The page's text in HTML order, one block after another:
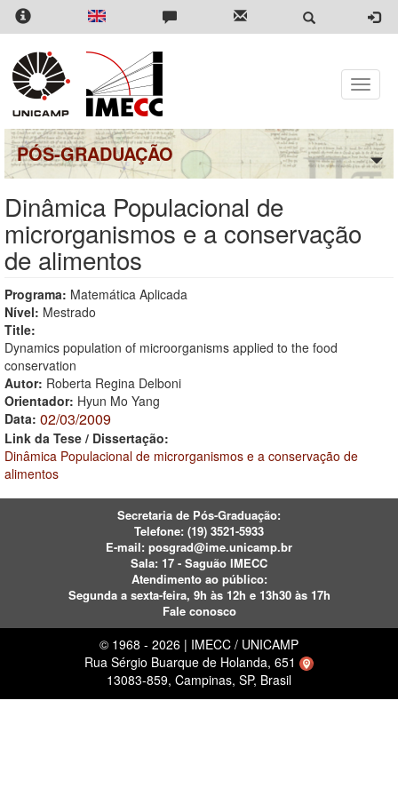
Pular
para
conteúdo
principal
Toggle
PÓS-GRADUAÇÃO
Dinâmica Populacional de
microrganismos e a conservação
de alimentos
Programa: Matemática Aplicada
Nível: Mestrado
Title:
Dynamics population of microorganisms applied to the food
conservation
Autor: Roberta Regina Delboni
Orientador: Hyun Mo Yang
Data: 02/03/2009
Link da Tese / Dissertação:
Dinâmica Populacional de microrganismos e a conservação de
alimentos
Secretaria de Pós-Graduação:
Telefone: (19) 3521-5933
E-mail: posgrad@ime.unicamp.br
Sala: 17 - Saguão IMECC
Atendimento ao público:
Segunda a sexta-feira, 9h às 12h e 13h30 às 17h
Fale conosco
© 1968 - 2026 | IMECC / UNICAMP
Rua Sérgio Buarque de Holanda, 651
13083-859, Campinas, SP, Brasil